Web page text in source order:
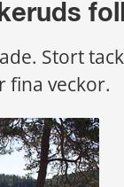
Stort
fina veckor.